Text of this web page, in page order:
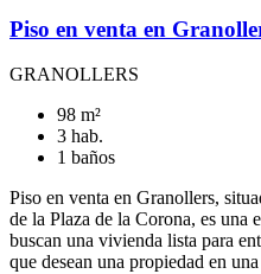
Piso en venta en
GRANOLLERS
98 m²
3 hab.
1 baños
Piso en venta en Granollers,
de la Plaza de la Corona, es una
buscan una vivienda lista para
que desean una propiedad en